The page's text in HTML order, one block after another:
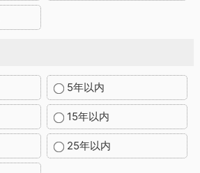
5年以内
15年以内
25年以内